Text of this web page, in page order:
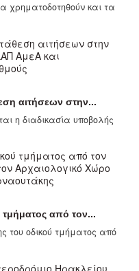
χρηματοδοτηθούν και τα
αιτήσεων στην...
η διαδικασία υποβολής
από τον...
οδικού τμήματος από